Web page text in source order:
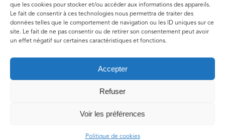
que les cookies pour stocker et/ou accéder aux informations des appareils.
Le fait de consentir à ces technologies nous permettra de traiter des
données telles que le comportement de navigation ou les ID uniques sur ce
site. Le fait de ne pas consentir ou de retirer son consentement peut avoir
un effet négatif sur certaines caractéristiques et fonctions.
Accepter
Refuser
Voir les préférences
Politique de cookies
Politique de cookies (UE)